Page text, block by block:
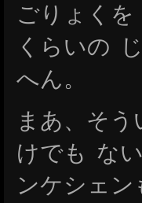
ごりょく
くらいの
へん。
まあ、そ
けでも な
ンケシェ